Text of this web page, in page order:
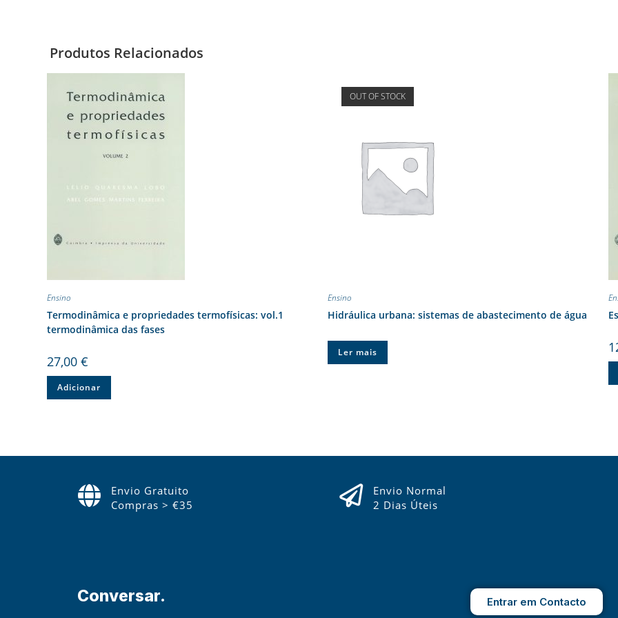
Produtos Relacionados
Ensino
Termodinâmica e propriedades termofísicas: vol.1
termodinâmica das fases
27,00€
Adicionar
OUT OF STOCK
Ensino
Hidráulica urbana: sistemas de abastecimento de água
Ler mais
Envio Gratuito
Compras > €35
Envio Normal
2 Dias Úteis
Conversar. Entrar em Contacto